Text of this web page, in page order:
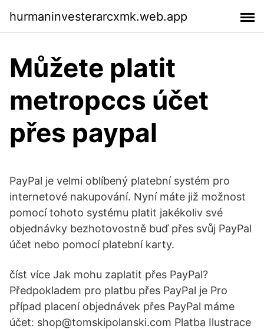
hurmaninvesterarcxmk.web.app
Můžete platit
metropccs účet
přes paypal
PayPal je velmi oblíbený platební systém pro
internetové nakupování. Nyní máte již možnost
pomocí tohoto systému platit jakékoliv své
objednávky bezhotovostně buď přes svůj PayPal
účet nebo pomocí platební karty.
číst více Jak mohu zaplatit přes PayPal?
Předpokladem pro platbu přes PayPal je Pro
případ placení objednávek přes PayPal máme
účet: shop@tomskipolanski.com Platba Ilustrace